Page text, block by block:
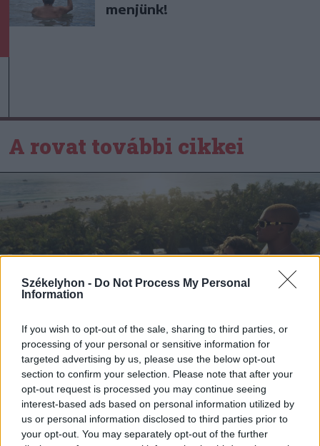
Székelyhon - Do Not Process My Personal
Information
If you wish to opt-out of the sale, sharing to third parties, or
processing of your personal or sensitive information for
targeted advertising by us, please use the below opt-out
section to confirm your selection. Please note that after your
opt-out request is processed you may continue seeing
interest-based ads based on personal information utilized by
us or personal information disclosed to third parties prior to
your opt-out. You may separately opt-out of the further
menjünk!
A rovat további cikkei
2026. augusztus 06., csütörtök
Netflixen kaphatunk először
betekintést a Grand Theft Auto VI
játékmenetébe